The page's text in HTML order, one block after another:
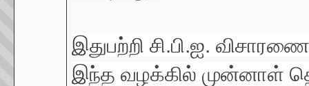
இதுபற்றி சி.பி.ஐ.
இந்த வழக்கில் முன்னாள்